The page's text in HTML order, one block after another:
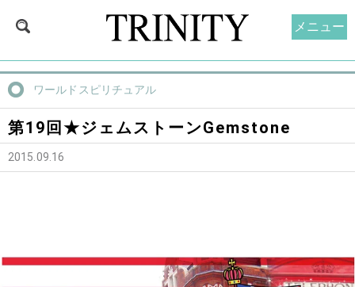
ワールドスピリチュアル
第19回★ジェムストーンGemstone
2015.09.16
メニュー